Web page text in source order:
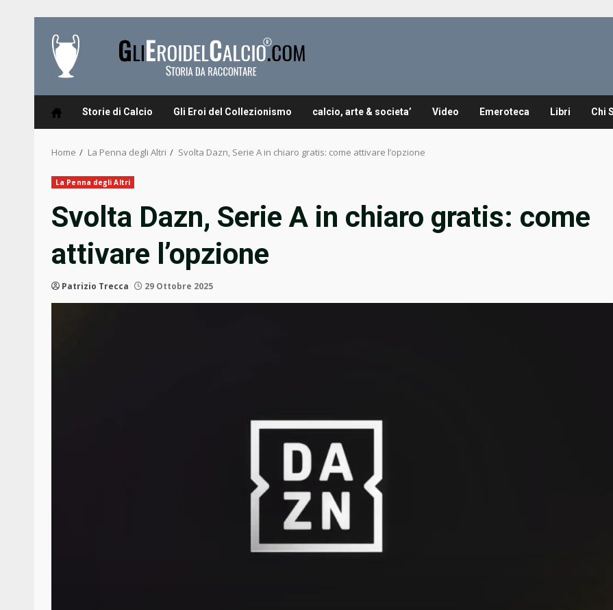
content
Storie di Calcio Gli Eroi del Collezionismo calcio, arte & societa’ Video Emeroteca Libri Chi
Home La Penna degli Altri Svolta Dazn, Serie A in chiaro gratis: come attivare l’opzione
La Penna degli Altri
Svolta Dazn, Serie A in chiaro gratis: come
attivare l’opzione
Patrizio Trecca 29 Ottobre 2025